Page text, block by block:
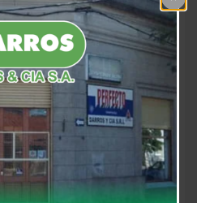
en el Club Juventud Unidad,
de la Cooperativa Eléctrica,
tan solo 140 socios, vecinos
involucra en el tema. Vale
de delegados distrito A y
acreditados, o sea 140
políticas energéticas
de la Cooperativa.